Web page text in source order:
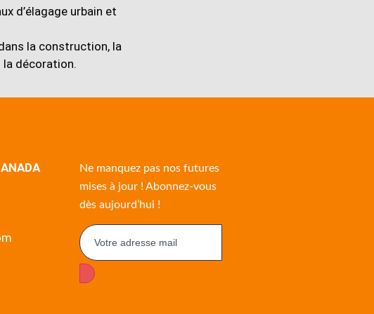
d’élagage urbain et
la construction, la
décoration.
Ne manquez pas nos futures
mises à jour ! Abonnez-vous
dès aujourd’hui !